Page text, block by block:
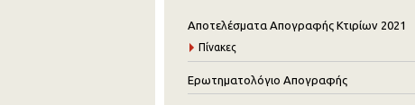
Αποτελέσματα Απογραφής Κτιρίων 2021
Πίνακες
Ερωτηματολόγιο Απογραφής